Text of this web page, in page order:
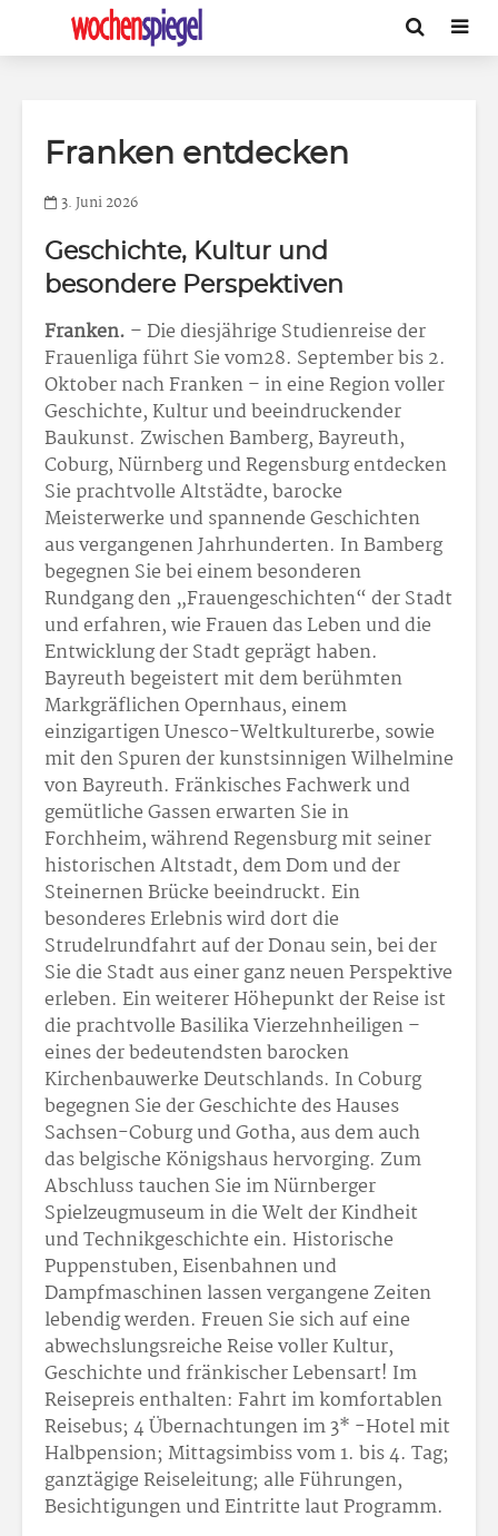
Franken entdecken
3. Juni 2026
Geschichte, Kultur und
besondere Perspektiven
Franken. – Die diesjährige Studienreise der
Frauenliga führt Sie vom28. September bis 2.
Oktober nach Franken – in eine Region voller
Geschichte, Kultur und beeindruckender
Baukunst. Zwischen Bamberg, Bayreuth,
Coburg, Nürnberg und Regensburg entdecken
Sie prachtvolle Altstädte, barocke
Meisterwerke und spannende Geschichten
aus vergangenen Jahrhunderten. In Bamberg
begegnen Sie bei einem besonderen
Rundgang den „Frauengeschichten“ der Stadt
und erfahren, wie Frauen das Leben und die
Entwicklung der Stadt geprägt haben.
Bayreuth begeistert mit dem berühmten
Markgräflichen Opernhaus, einem
einzigartigen Unesco-Weltkulturerbe, sowie
mit den Spuren der kunstsinnigen Wilhelmine
von Bayreuth. Fränkisches Fachwerk und
gemütliche Gassen erwarten Sie in
Forchheim, während Regensburg mit seiner
historischen Altstadt, dem Dom und der
Steinernen Brücke beeindruckt. Ein
besonderes Erlebnis wird dort die
Strudelrundfahrt auf der Donau sein, bei der
Sie die Stadt aus einer ganz neuen Perspektive
erleben. Ein weiterer Höhepunkt der Reise ist
die prachtvolle Basilika Vierzehnheiligen –
eines der bedeutendsten barocken
Kirchenbauwerke Deutschlands. In Coburg
begegnen Sie der Geschichte des Hauses
Sachsen-Coburg und Gotha, aus dem auch
das belgische Königshaus hervorging. Zum
Abschluss tauchen Sie im Nürnberger
Spielzeugmuseum in die Welt der Kindheit
und Technikgeschichte ein. Historische
Puppenstuben, Eisenbahnen und
Dampfmaschinen lassen vergangene Zeiten
lebendig werden. Freuen Sie sich auf eine
abwechslungsreiche Reise voller Kultur,
Geschichte und fränkischer Lebensart! Im
Reisepreis enthalten: Fahrt im komfortablen
Reisebus; 4 Übernachtungen im 3* -Hotel mit
Halbpension; Mittagsimbiss vom 1. bis 4. Tag;
ganztägige Reiseleitung; alle Führungen,
Besichtigungen und Eintritte laut Programm.